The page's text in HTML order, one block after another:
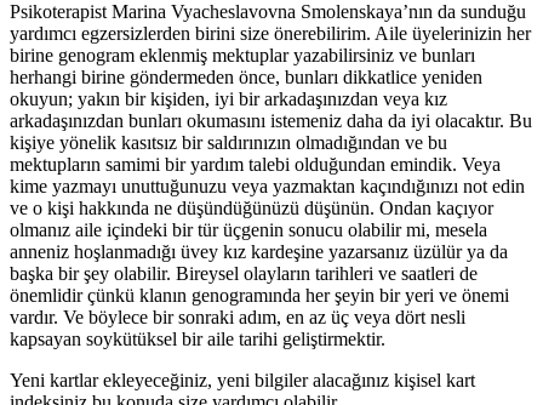
Psikoterapist Marina Vyacheslavovna Smolenskaya’nın da sunduğu
yardımcı egzersizlerden birini size önerebilirim. Aile üyelerinizin her
birine genogram eklenmiş mektuplar yazabilirsiniz ve bunları
herhangi birine göndermeden önce, bunları dikkatlice yeniden
okuyun; yakın bir kişiden, iyi bir arkadaşınızdan veya kız
arkadaşınızdan bunları okumasını istemeniz daha da iyi olacaktır. Bu
kişiye yönelik kasıtsız bir saldırınızın olmadığından ve bu
mektupların samimi bir yardım talebi olduğundan emindik. Veya
kime yazmayı unuttuğunuzu veya yazmaktan kaçındığınızı not edin
ve o kişi hakkında ne düşündüğünüzü düşünün. Ondan kaçıyor
olmanız aile içindeki bir tür üçgenin sonucu olabilir mi, mesela
anneniz hoşlanmadığı üvey kız kardeşine yazarsanız üzülür ya da
başka bir şey olabilir. Bireysel olayların tarihleri ve saatleri de
önemlidir çünkü klanın genogramında her şeyin bir yeri ve önemi
vardır. Ve böylece bir sonraki adım, en az üç veya dört nesli
kapsayan soykütüksel bir aile tarihi geliştirmektir.
Yeni kartlar ekleyeceğiniz, yeni bilgiler alacağınız kişisel kart